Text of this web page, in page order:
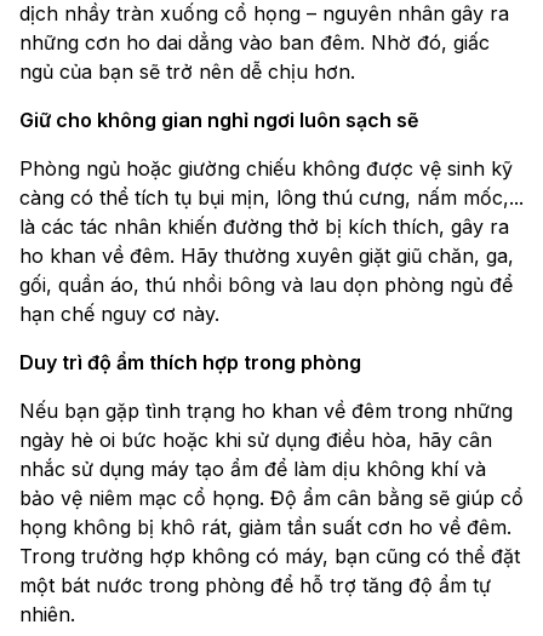
dịch nhầy tràn xuống cổ họng – nguyên nhân gây ra
những cơn ho dai dẳng vào ban đêm. Nhờ đó, giấc
ngủ của bạn sẽ trở nên dễ chịu hơn.
Giữ cho không gian nghỉ ngơi luôn sạch sẽ
Phòng ngủ hoặc giường chiếu không được vệ sinh kỹ
càng có thể tích tụ bụi mịn, lông thú cưng, nấm mốc,...
là các tác nhân khiến đường thở bị kích thích, gây ra
ho khan về đêm. Hãy thường xuyên giặt giũ chăn, ga,
gối, quần áo, thú nhồi bông và lau dọn phòng ngủ để
hạn chế nguy cơ này.
Duy trì độ ẩm thích hợp trong phòng
Nếu bạn gặp tình trạng ho khan về đêm trong những
ngày hè oi bức hoặc khi sử dụng điều hòa, hãy cân
nhắc sử dụng máy tạo ẩm để làm dịu không khí và
bảo vệ niêm mạc cổ họng. Độ ẩm cân bằng sẽ giúp cổ
họng không bị khô rát, giảm tần suất cơn ho về đêm.
Trong trường hợp không có máy, bạn cũng có thể đặt
một bát nước trong phòng để hỗ trợ tăng độ ẩm tự
nhiên.